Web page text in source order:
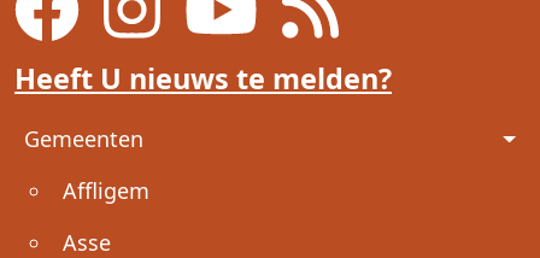
Heeft U nieuws te melden?
Voet
Gemeenten
Affligem
Asse